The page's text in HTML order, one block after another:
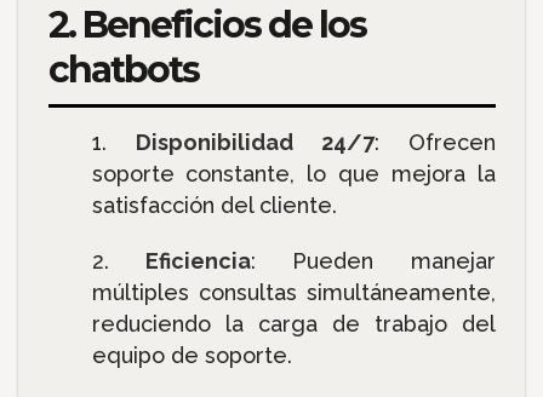
2. Beneficios de los
chatbots
Disponibilidad 24/7: Ofrecen
soporte constante, lo que mejora la
satisfacción del cliente.
Eficiencia: Pueden manejar
múltiples consultas simultáneamente,
reduciendo la carga de trabajo del
equipo de soporte.